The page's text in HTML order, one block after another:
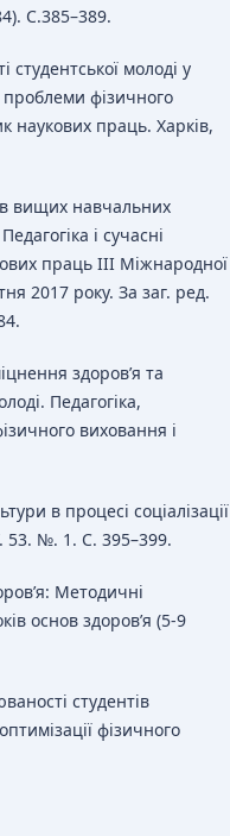
С.385–389.
студентської молоді у
проблеми фізичного
наукових праць. Харків,
вищих навчальних
і сучасні
праць ІII Міжнародної
2017 року. За заг. ред.
здоров’я та
Педагогіка,
виховання і
в процесі соціалізації
53. №. 1. С. 395–399.
Методичні
основ здоров’я (5-9
студентів
фізичного